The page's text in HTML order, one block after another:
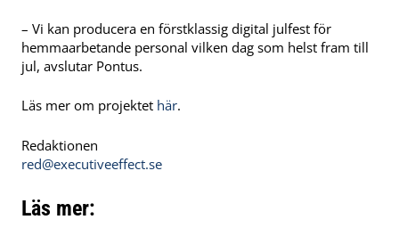
– Vi kan producera en förstklassig digital julfest för
hemmaarbetande personal vilken dag som helst fram till
jul, avslutar Pontus.
Läs mer om projektet här.
Redaktionen
red@executiveeffect.se
Läs mer: